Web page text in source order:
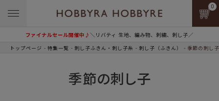
ファイナルセール開催中♪＼リバティ 生地、編み物、刺繍、刺し子／
0
トップページ 特集一覧 刺し子ふきん・刺し子糸 刺し子（ふきん） 季節の刺し子
季節の刺し子